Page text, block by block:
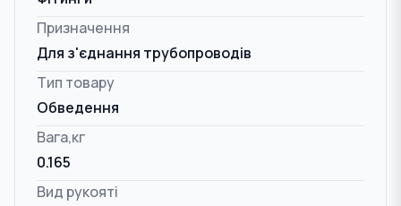
Призначення
Для з'єднання трубопроводів
Тип товару
Обведення
Вага,кг
0.165
Вид рукояті